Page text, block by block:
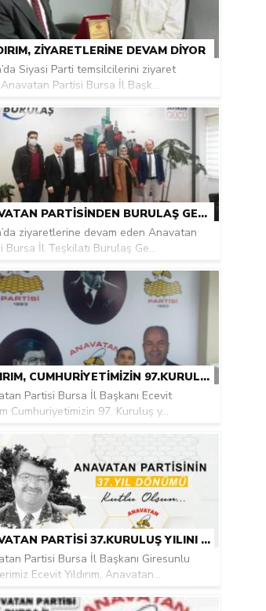
ZIYARETLERINE DEVAM DIYOR
Siyasi Parti temsilcilerini ziyaret
Partisi Bursa İl Başk...
ANAVATAN PARTISINDEN BURULAŞ GENEL MÜDÜRÜ MEHMET KÜRŞAT ÇAPAR’A ZIYARET
ziyaretlerine devam eden Anavatan
Bursa İl Teşkilatı Burulaş Ge...
YILDIRIM, CUMHURIYETIMIZIN 97.KURULUŞ YIL DÖNÜMÜ NEDENIYLE MESAJ YAYINLADI
Partisi Bursa İl Başkanı Ecevit
Cumhuriyetimizin 97. Kuruluş y...
ANAVATAN PARTISI 37.KURULUŞ YILINI KUTLADI
Partisi Bursa İl Başkanı Giresunlu
Ecevit Yıldırım, Anavatan...